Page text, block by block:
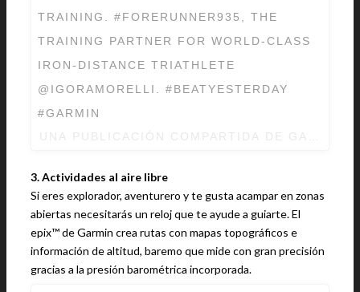
TRAINING. #FORERUNNER935, THE
TRAINING PARTNER FOR WORLD-CLASS
IRON-DISTANCE TRIATHLETE
@IGORAMORELLI. #BEATYESTERDAY
#GARMIN
3. Actividades al aire libre
Si eres explorador, aventurero y te gusta acampar en zonas
abiertas necesitarás un reloj que te ayude a guiarte. El
epix™ de Garmin crea rutas con mapas topográficos e
información de altitud, baremo que mide con gran precisión
gracias a la presión barométrica incorporada.